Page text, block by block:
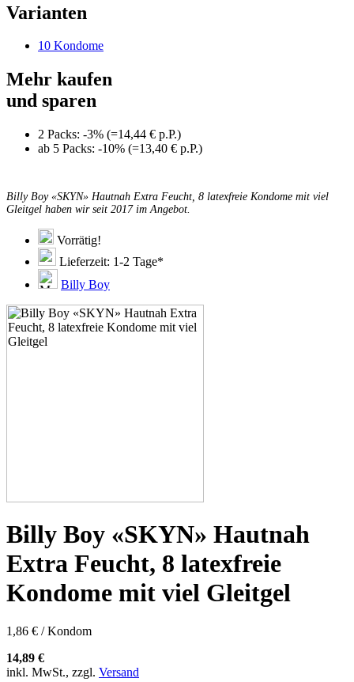
Varianten
10 Kondome
Mehr kaufen
und sparen
2 Packs: -3% (=14,44 € p.P.)
ab 5 Packs: -10% (=13,40 € p.P.)
Billy Boy «SKYN» Hautnah Extra Feucht, 8 latexfreie Kondome mit viel
Gleitgel haben wir seit 2017 im Angebot.
Vorrätig!
Lieferzeit: 1-2 Tage*
Billy Boy
Billy Boy «SKYN» Hautnah
Extra Feucht, 8 latexfreie
Kondome mit viel Gleitgel
1,86 € / Kondom
14,89 €
inkl. MwSt., zzgl. Versand